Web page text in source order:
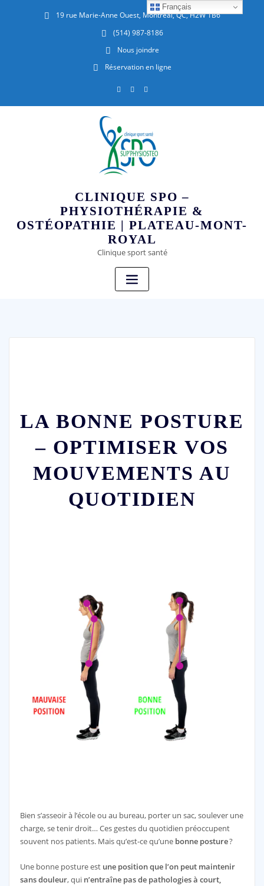
19 rue Marie-Anne Ouest, Montréal, QC, H2W 1B6
(514) 987-8186
Nous joindre
Réservation en ligne
CLINIQUE SPO –
PHYSIOTHÉRAPIE &
OSTÉOPATHIE | PLATEAU-MONT-
ROYAL
Clinique sport santé
LA BONNE POSTURE
– OPTIMISER VOS
MOUVEMENTS AU
QUOTIDIEN
Bien s’asseoir à l’école ou au bureau, porter un sac, soulever une
charge, se tenir droit… Ces gestes du quotidien préoccupent
souvent nos patients. Mais qu’est-ce qu’une bonne posture?
Une bonne posture est une position que l’on peut maintenir
sans douleur, qui n’entraîne pas de pathologies à court,
Français